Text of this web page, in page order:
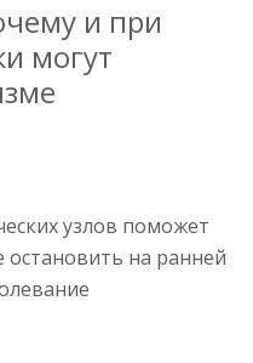
и при
могут
узлов поможет
на ранней